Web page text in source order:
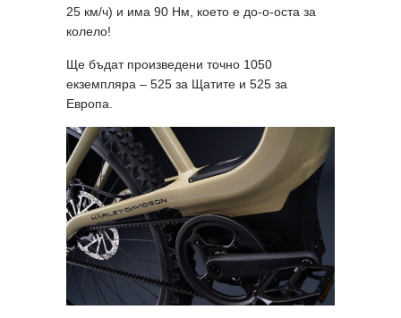
25 км/ч) и има 90 Нм, което е до-о-оста за
колело!
Ще бъдат произведени точно 1050
екземпляра – 525 за Щатите и 525 за
Европа.